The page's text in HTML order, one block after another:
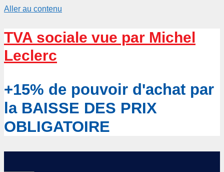
Aller au contenu
TVA sociale vue par Michel
Leclerc
+15% de pouvoir d'achat par
la BAISSE DES PRIX
OBLIGATOIRE